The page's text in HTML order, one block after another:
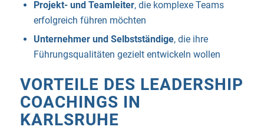
Projekt- und Teamleiter, die komplexe Teams
erfolgreich führen möchten
Unternehmer und Selbstständige, die ihre
Führungsqualitäten gezielt entwickeln wollen
VORTEILE DES LEADERSHIP
COACHINGS IN
KARLSRUHE